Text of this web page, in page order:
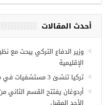
فرص عمل للسوريين في
أحدث المقالات
وزير الدفاع التركي يبحث مع
الإقليمية
تركيا تنشئ 3 مستشفيات في مناطق درع الفرات بسوريا